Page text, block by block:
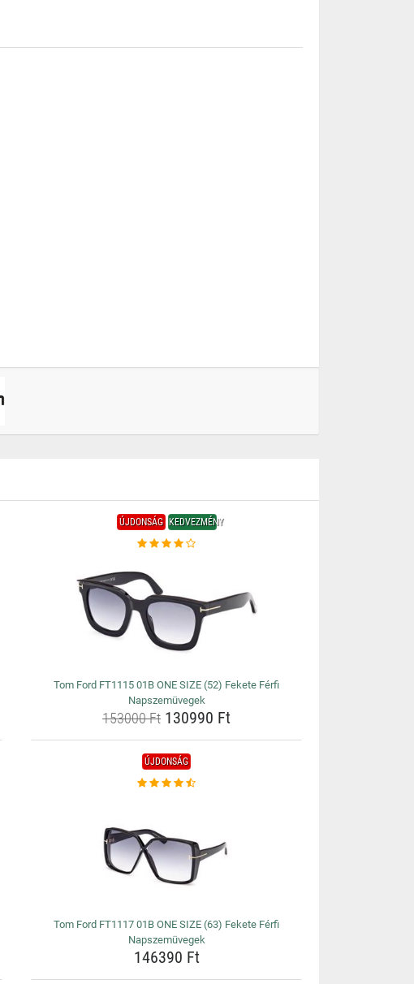
ÚJDONSÁG KEDVEZMÉNY
Tom Ford FT1115 01B ONE SIZE (52) Fekete Férfi
Napszemüvegek
153000 Ft 130990 Ft
ÚJDONSÁG
Tom Ford FT1117 01B ONE SIZE (63) Fekete Férfi
Napszemüvegek
146390 Ft